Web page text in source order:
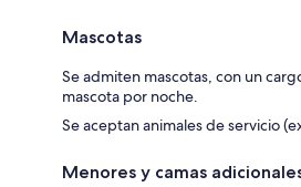
Mascotas
Se admiten mascotas, con un
mascota por noche.
Se aceptan animales de servicio
Menores y camas